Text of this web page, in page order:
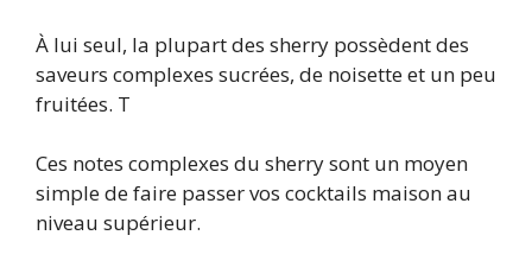
À lui seul, la plupart des sherry possèdent des
saveurs complexes sucrées, de noisette et un peu
fruitées. T
Ces notes complexes du sherry sont un moyen
simple de faire passer vos cocktails maison au
niveau supérieur.